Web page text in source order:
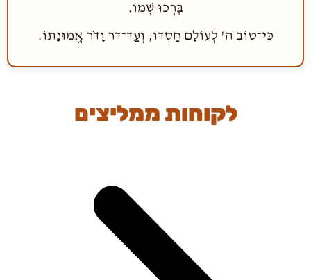
בָּרְכוּ שְׁמוֹ.
כִּי־טוֹב ה' לְעוֹלָם חַסְדּוֹ, וְעַד־דֹּר וָדֹר אֱמוּנָתוֹ.
לקוחות ממליצים